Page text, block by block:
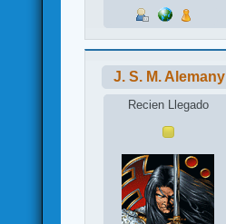
J. S. M. Alemany
Recien Llegado